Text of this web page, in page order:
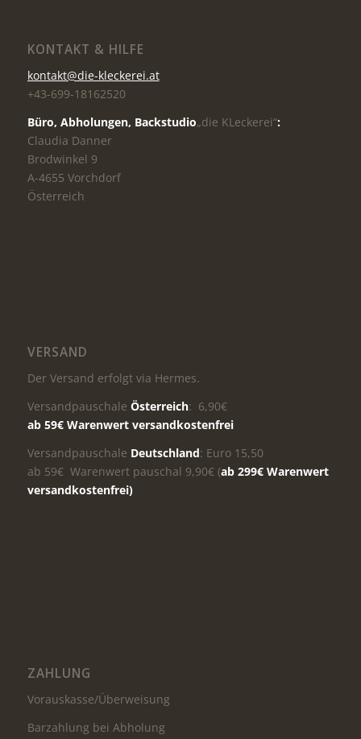
KONTAKT & HILFE
kontakt@die-kleckerei.at
+43-699-18162520
Büro, Abholungen, Backstudio„die KLeckerei“:
Claudia Danner
Brodwinkel 9
A-4655 Vorchdorf
Österreich
VERSAND
Der Versand erfolgt via Hermes.
Versandpauschale Österreich: 6,90€
ab 59€ Warenwert versandkostenfrei
Versandpauschale Deutschland: Euro 15,50
ab 59€ Warenwert pauschal 9,90€ (ab 299€ Warenwert
versandkostenfrei)
ZAHLUNG
Vorauskasse/Überweisung
Barzahlung bei Abholung